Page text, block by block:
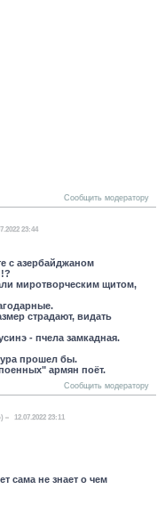
Сообщить модератору
23:44
с азербайджаном
миротворческим щитом,
страдают, видать
- пчела замкадная.
ура прошел бы.
армян поёт.
Сообщить модератору
12.07.2022 23:11
сама не знает о чем